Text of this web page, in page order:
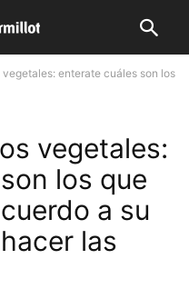
vegetales: enterate cuáles son los
vegetales:
los que
a su
las